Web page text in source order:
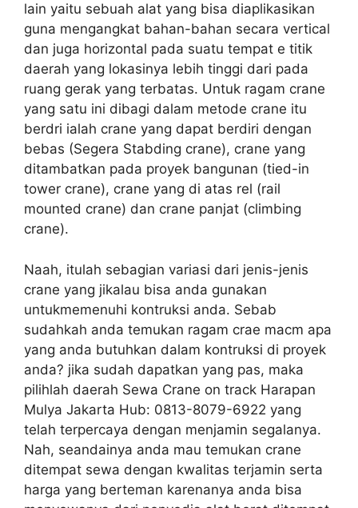
lain yaitu sebuah alat yang bisa diaplikasikan
guna mengangkat bahan-bahan secara vertical
dan juga horizontal pada suatu tempat e titik
daerah yang lokasinya lebih tinggi dari pada
ruang gerak yang terbatas. Untuk ragam crane
yang satu ini dibagi dalam metode crane itu
berdri ialah crane yang dapat berdiri dengan
bebas (Segera Stabding crane), crane yang
ditambatkan pada proyek bangunan (tied-in
tower crane), crane yang di atas rel (rail
mounted crane) dan crane panjat (climbing
crane).
Naah, itulah sebagian variasi dari jenis-jenis
crane yang jikalau bisa anda gunakan
untukmemenuhi kontruksi anda. Sebab
sudahkah anda temukan ragam crae macm apa
yang anda butuhkan dalam kontruksi di proyek
anda? jika sudah dapatkan yang pas, maka
pilihlah daerah Sewa Crane on track Harapan
Mulya Jakarta Hub: 0813-8079-6922 yang
telah terpercaya dengan menjamin segalanya.
Nah, seandainya anda mau temukan crane
ditempat sewa dengan kwalitas terjamin serta
harga yang berteman karenanya anda bisa